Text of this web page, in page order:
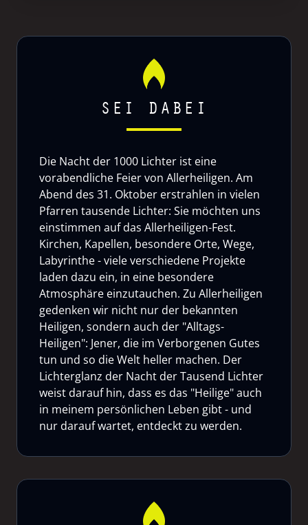
SEI DABEI
Die Nacht der 1000 Lichter ist eine
vorabendliche Feier von Allerheiligen. Am
Abend des 31. Oktober erstrahlen in vielen
Pfarren tausende Lichter: Sie möchten uns
einstimmen auf das Allerheiligen-Fest.
Kirchen, Kapellen, besondere Orte, Wege,
Labyrinthe - viele verschiedene Projekte
laden dazu ein, in eine besondere
Atmosphäre einzutauchen. Zu Allerheiligen
gedenken wir nicht nur der bekannten
Heiligen, sondern auch der "Alltags-
Heiligen": Jener, die im Verborgenen Gutes
tun und so die Welt heller machen. Der
Lichterglanz der Nacht der Tausend Lichter
weist darauf hin, dass es das "Heilige" auch
in meinem persönlichen Leben gibt - und
nur darauf wartet, entdeckt zu werden.